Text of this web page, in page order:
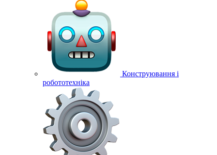
Конструювання і
робототехніка